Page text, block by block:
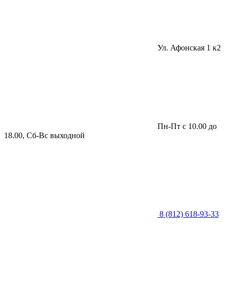
Ул. Афонская 1 к2
Пн-Пт с 10.00 до
18.00, Сб-Вс выходной
8 (812) 618-93-33